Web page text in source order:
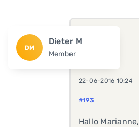
DM
Dieter M
Member
22-06-2016 10:24
#193
Hallo Marianne,